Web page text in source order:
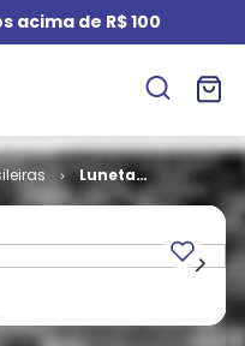
acima de R$ 100
Luneta
Mágica